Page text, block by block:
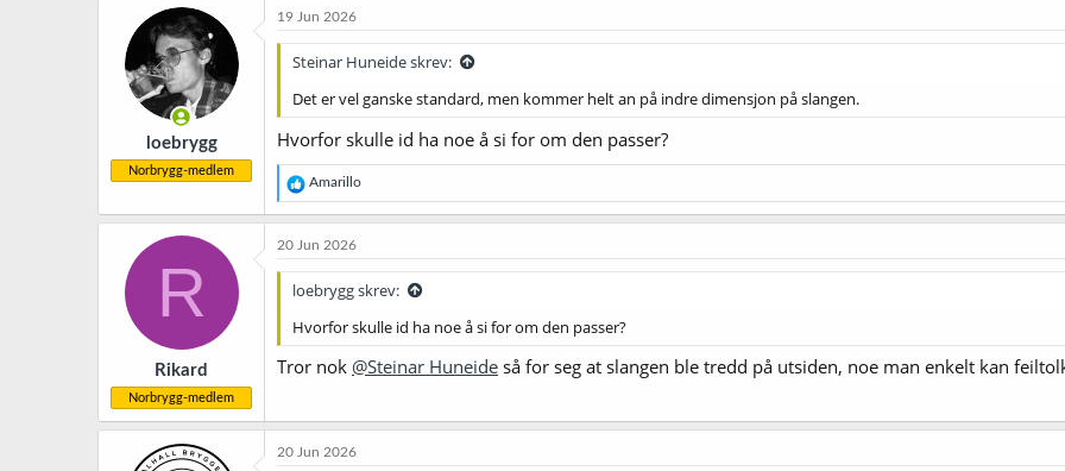
loebrygg
Norbrygg-medlem
19 Jun 2026
Steinar Huneide skrev:
Det er vel ganske standard, men kommer helt an på indre dimensjon på slangen.
Hvorfor skulle id ha noe å si for om den passer?
R
e
a
j
o
e
:
Amarillo
R
Rikard
Norbrygg-medlem
20 Jun 2026
loebrygg skrev:
Hvorfor skulle id ha noe å si for om den passer?
Tror nok @Steinar Huneide så for seg at slangen ble tredd på utsiden, noe man enkelt kan
20 Jun 2026